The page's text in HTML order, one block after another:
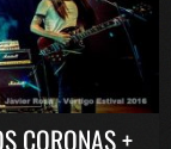
CORONAS +